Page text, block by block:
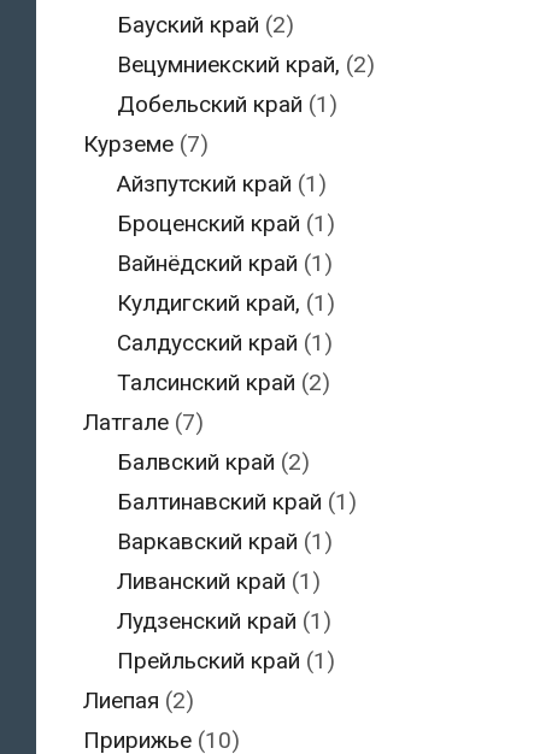
Бауский край (2)
Вецумниекский край, (2)
Добельский край (1)
Курземе(7)
Айзпутский край (1)
Броценский край (1)
Вайнёдский край (1)
Кулдигский край, (1)
Салдусский край (1)
Талсинский край (2)
Латгале(7)
Балвский край (2)
Балтинавский край (1)
Варкавский край (1)
Ливанский край (1)
Лудзенский край (1)
Прейльский край (1)
Лиепая (2)
Пририжье(10)